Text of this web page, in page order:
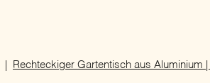
Rechteckiger Gartentisch aus Aluminium |